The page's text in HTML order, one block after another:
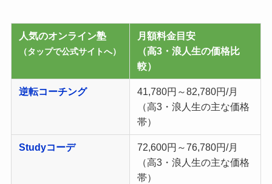
人気のオンライン塾
（タップで公式サイトへ）
月額料金目安
（高3・浪人生の価格比
較）
逆転コーチング
41,780円～82,780円/月
（高3・浪人生の主な価格
帯）
Studyコーデ
72,600円～76,780円/月
（高3・浪人生の主な価格
帯）